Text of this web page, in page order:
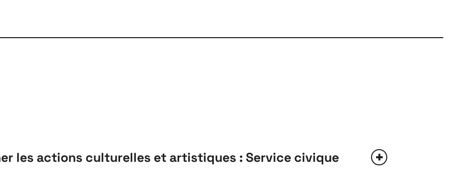
les actions culturelles et artistiques : Service civique